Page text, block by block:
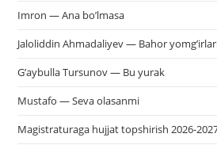
Imron — Ana bo’lmasa
Jaloliddin Ahmadaliyev — Bahor
G’aybulla Tursunov — Bu yurak
Mustafo — Seva olasanmi
Magistraturaga hujjat topshirish 2026-